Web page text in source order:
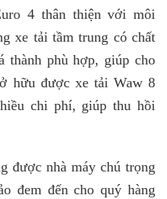
4 thân thiện với môi
xe tải tầm trung có chất
thành phù hợp, giúp cho
hữu được xe tải Waw 8
chi phí, giúp thu hồi
được nhà máy chú trọng
đem đến cho quý hàng